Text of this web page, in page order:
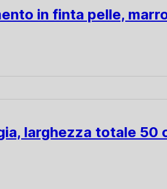
in finta pelle,
larghezza totale